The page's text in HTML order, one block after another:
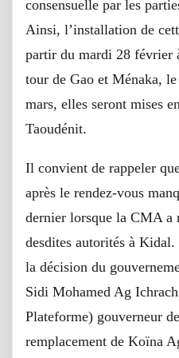
consensuelle par les
Ainsi, l’installation de
partir du mardi 28 février
tour de Gao et Ménaka,
mars, elles seront mises
Taoudénit.
Il convient de rappeler
après le rendez-vous
dernier lorsque la CMA a
desdites autorités à
la décision du
Sidi Mohamed Ag
Plateforme) gouverneur
remplacement de Koïna